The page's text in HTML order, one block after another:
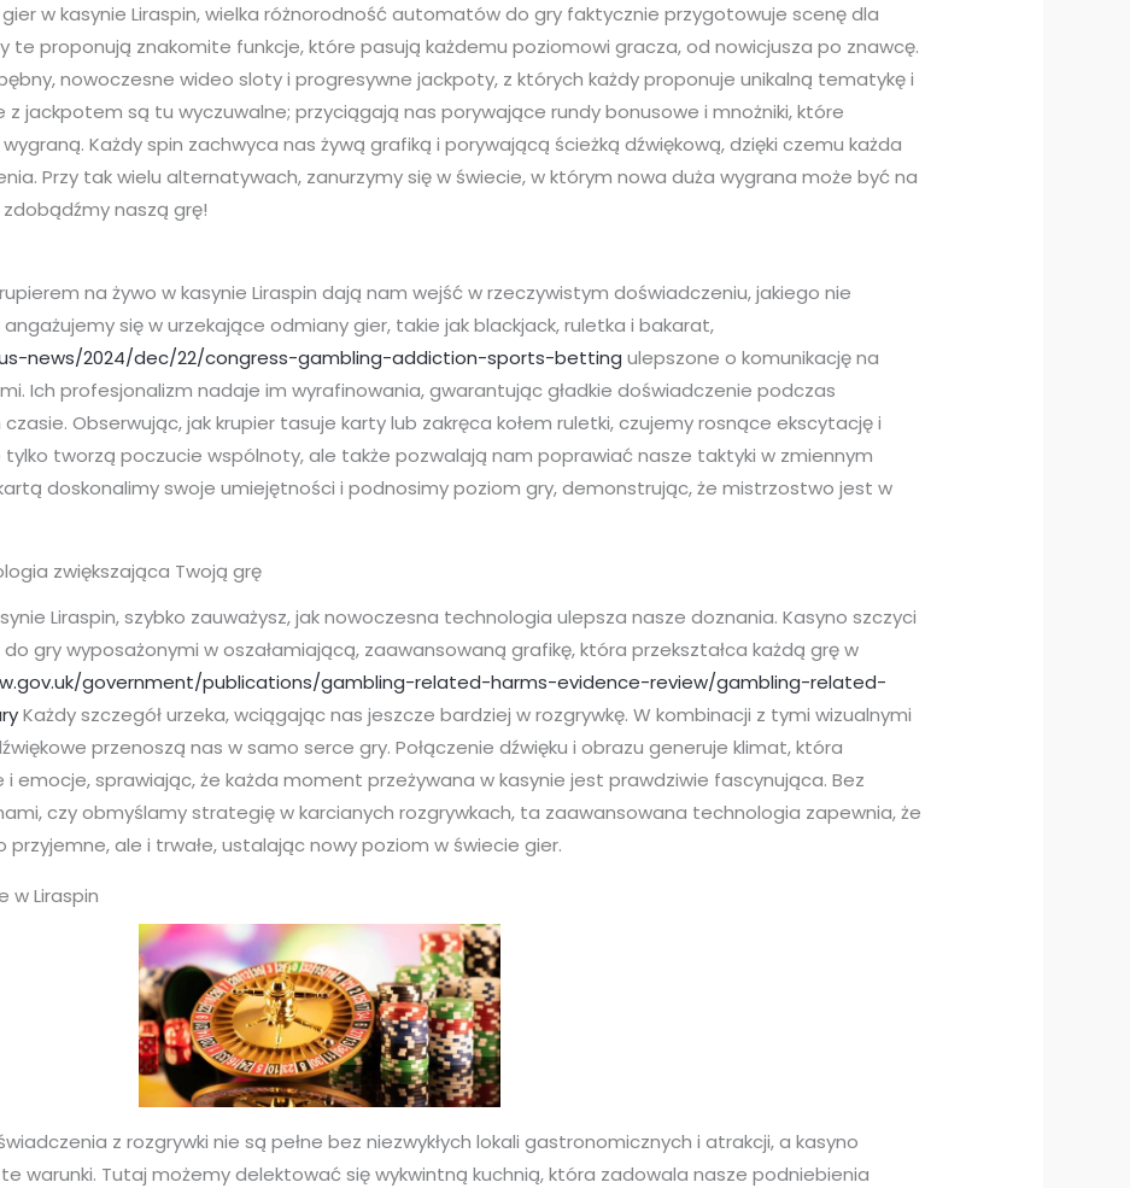
w kasynie Liraspin, wielka różnorodność automatów do gry faktycznie przygotowuje scenę dla
te proponują znakomite funkcje, które pasują każdemu poziomowi gracza, od nowicjusza po znawcę.
nowoczesne wideo sloty i progresywne jackpoty, z których każdy proponuje unikalną tematykę i
z jackpotem są tu wyczuwalne; przyciągają nas porywające rundy bonusowe i mnożniki, które
Każdy spin zachwyca nas żywą grafiką i porywającą ścieżką dźwiękową, dzięki czemu każda
Przy tak wielu alternatywach, zanurzymy się w świecie, w którym nowa duża wygrana może być na
zdobądźmy naszą grę!
na żywo w kasynie Liraspin dają nam wejść w rzeczywistym doświadczeniu, jakiego nie
się w urzekające odmiany gier, takie jak blackjack, ruletka i bakarat,
news/2024/dec/22/congress-gambling-addiction-sports-betting ulepszone o komunikację na
Ich profesjonalizm nadaje im wyrafinowania, gwarantując gładkie doświadczenie podczas
czasie. Obserwując, jak krupier tasuje karty lub zakręca kołem ruletki, czujemy rosnące ekscytację i
tworzą poczucie wspólnoty, ale także pozwalają nam poprawiać nasze taktyki w zmiennym
doskonalimy swoje umiejętności i podnosimy poziom gry, demonstrując, że mistrzostwo jest w
zwiększająca Twoją grę
Liraspin, szybko zauważysz, jak nowoczesna technologia ulepsza nasze doznania. Kasyno szczyci
gry wyposażonymi w oszałamiającą, zaawansowaną grafikę, która przekształca każdą grę w
government/publications/gambling-related-harms-evidence-review/gambling-related-
Każdy szczegół urzeka, wciągając nas jeszcze bardziej w rozgrywkę. W kombinacji z tymi wizualnymi
przenoszą nas w samo serce gry. Połączenie dźwięku i obrazu generuje klimat, która
emocje, sprawiając, że każda moment przeżywana w kasynie jest prawdziwie fascynująca. Bez
czy obmyślamy strategię w karcianych rozgrywkach, ta zaawansowana technologia zapewnia, że
przyjemne, ale i trwałe, ustalając nowy poziom w świecie gier.
w Liraspin
z rozgrywki nie są pełne bez niezwykłych lokali gastronomicznych i atrakcji, a kasyno
warunki. Tutaj możemy delektować się wykwintną kuchnią, która zadowala nasze podniebienia